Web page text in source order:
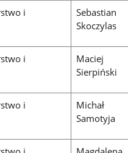
i
Sebastian
Skoczylas
i
Maciej
Sierpiński
i
Michał
Samotyja